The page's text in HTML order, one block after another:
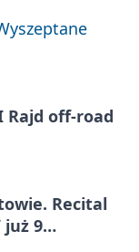
off‑road
Recital
już 9